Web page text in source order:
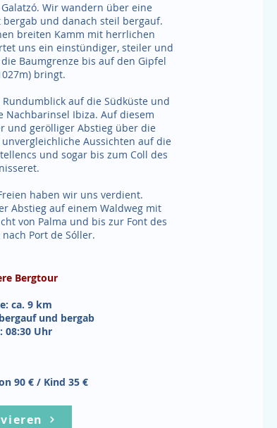
Wir wandern über eine
und danach steil bergauf.
breiten Kamm mit herrlichen
uns ein einstündiger, steiler und
Baumgrenze bis auf den Gipfel
bringt.
auf die Südküste und
Nachbarinsel Ibiza. Auf diesem
und gerölliger Abstieg über die
Aussichten auf die
und sogar bis zum Coll des
haben wir uns verdient.
Abstieg auf einem Waldweg mit
von Palma und bis zur Font des
Port de Sóller.
Bergtour
ca. 9 km
und bergab
08:30 Uhr
90 € / Kind 35 €